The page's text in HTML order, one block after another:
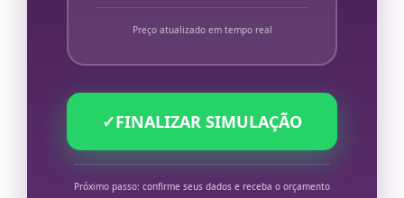
Preço atualizado em tempo real
✓FINALIZAR SIMULAÇÃO
Próximo passo: confirme seus dados e receba o orçamento